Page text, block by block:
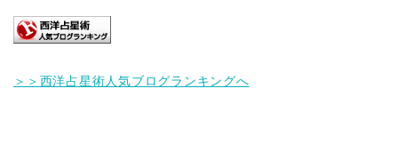
＞＞西洋占星術人気ブログランキングへ